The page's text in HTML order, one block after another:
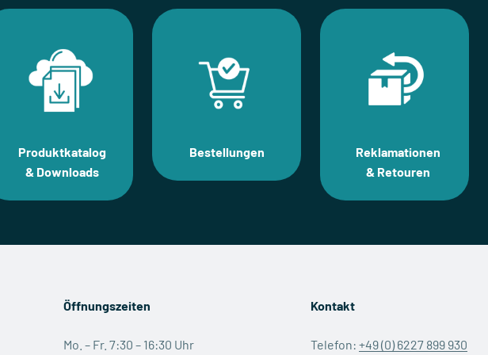
Produktkatalog
& Downloads
Bestellungen
Reklamationen
& Retouren
Öffnungszeiten
Mo. – Fr. 7:30 – 16:30 Uhr
Kontakt
Telefon: +49 (0) 6227 899 930